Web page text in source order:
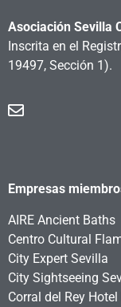
Asociación Sevilla
Inscrita en el
19497, Sección 1).
Empresas
AIRE Ancient Baths
Centro Cultural
City Expert Sevilla
City Sightseeing
Corral del Rey